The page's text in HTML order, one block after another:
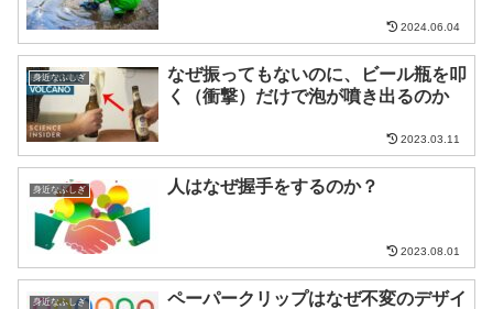
2024.06.04
身近なふしぎ
なぜ振ってもないのに、ビール瓶を叩
く（衝撃）だけで泡が噴き出るのか
2023.03.11
身近なふしぎ 人はなぜ握手をするのか？
2023.08.01
身近なふしぎ ペーパークリップはなぜ不変のデザイ